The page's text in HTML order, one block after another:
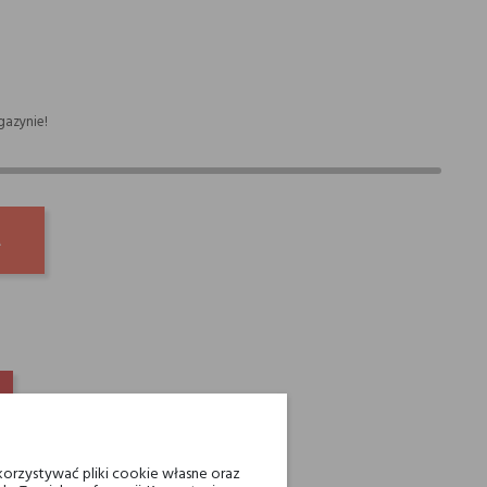
powyżej 200 złpliki cookie własne oraz